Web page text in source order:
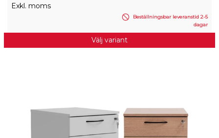
Exkl. moms
Beställningsbar leveranstid 2-5
dagar
Välj variant